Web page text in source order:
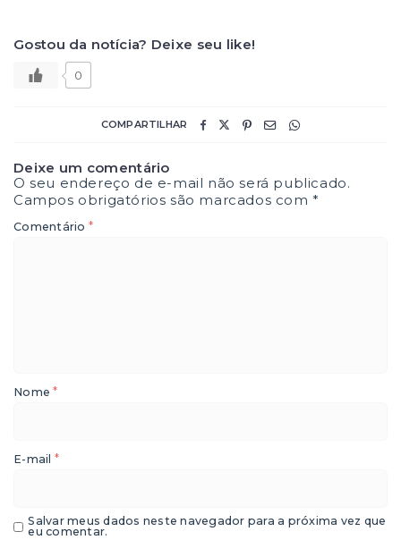
Gostou da notícia? Deixe seu like!
0
COMPARTILHAR
Deixe um comentário
O seu endereço de e-mail não será publicado.
Campos obrigatórios são marcados com*
Comentário *
Nome*
E-mail *
Salvar meus dados neste navegador para a próxima vez que
eu comentar.